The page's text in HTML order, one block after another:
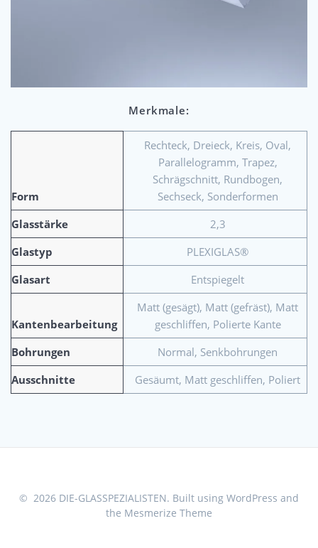
Merkmale:
Form
Rechteck, Dreieck, Kreis, Oval,
Parallelogramm, Trapez,
Schrägschnitt, Rundbogen,
Sechseck, Sonderformen
Glasstärke
2,3
Glastyp
PLEXIGLAS®
Glasart
Entspiegelt
Kantenbearbeitung
Matt (gesägt), Matt (gefräst), Matt
geschliffen, Polierte Kante
Bohrungen
Normal, Senkbohrungen
Ausschnitte
Gesäumt, Matt geschliffen, Poliert
© 2026 DIE-GLASSPEZIALISTEN. Built using WordPress and
the Mesmerize Theme